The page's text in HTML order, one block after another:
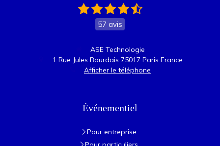
57 avis
ASE Technologie
1 Rue Jules Bourdais 75017 Paris France
Afficher le téléphone
Événementiel
Pour entreprise